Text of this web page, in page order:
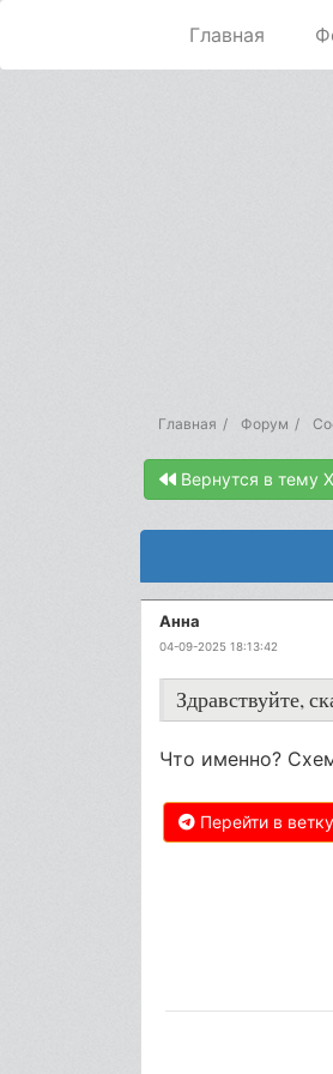
Главная
Главная Форум
Вернутся в тему
Анна
04-09-2025 18:13:42
Здравствуйте,
Что именно?
Перейти в